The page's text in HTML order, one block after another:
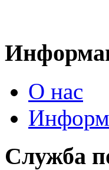
О нас
Служба